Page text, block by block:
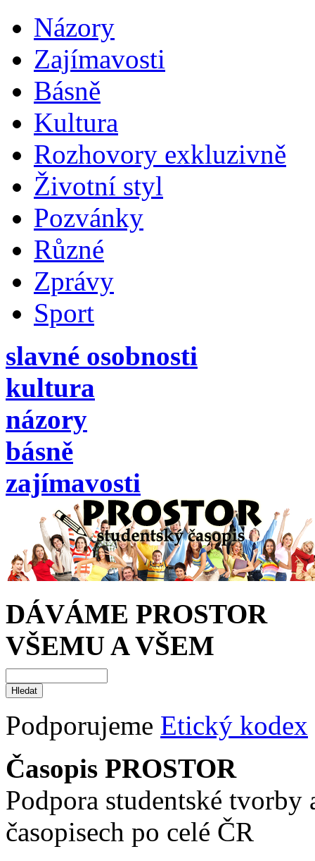
Názory
Zajímavosti
Básně
Kultura
Rozhovory exkluzivně
Životní styl
Pozvánky
Různé
Zprávy
Sport
slavné osobnosti
kultura
názory
básně
zajímavosti
DÁVÁME PROSTOR
VŠEMU A VŠEM
Podporujeme Etický kodex
Časopis PROSTOR
Podpora studentské
časopisech po celé ČR